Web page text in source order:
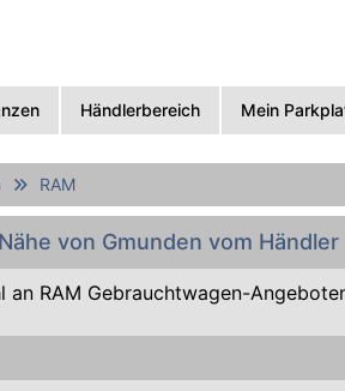
Händlerbereich Mein
RAM
von Gmunden vom Händler
an RAM Gebrauchtwagen-